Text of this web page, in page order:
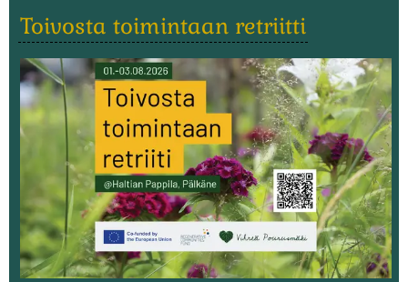
Toivosta toimintaan retriitti